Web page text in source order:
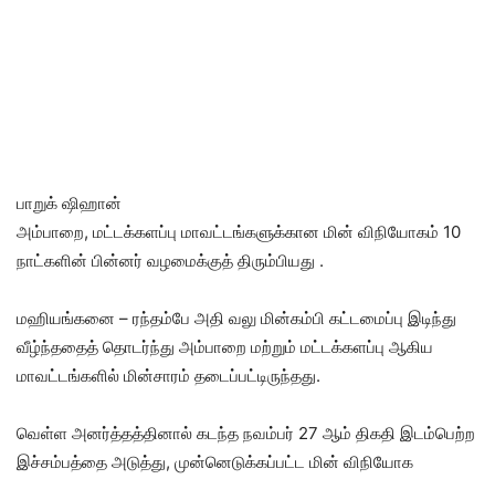
பாறுக் ஷிஹான்
அம்பாறை, மட்டக்களப்பு மாவட்டங்களுக்கான மின் விநியோகம் 10
நாட்களின் பின்னர் வழமைக்குத் திரும்பியது .
மஹியங்கனை – ரந்தம்பே அதி வலு மின்கம்பி கட்டமைப்பு இடிந்து
வீழ்ந்ததைத் தொடர்ந்து அம்பாறை மற்றும் மட்டக்களப்பு ஆகிய
மாவட்டங்களில் மின்சாரம் தடைப்பட்டிருந்தது.
வெள்ள அனர்த்தத்தினால் கடந்த நவம்பர் 27 ஆம் திகதி இடம்பெற்ற
இச்சம்பத்தை அடுத்து, முன்னெடுக்கப்பட்ட மின் விநியோக